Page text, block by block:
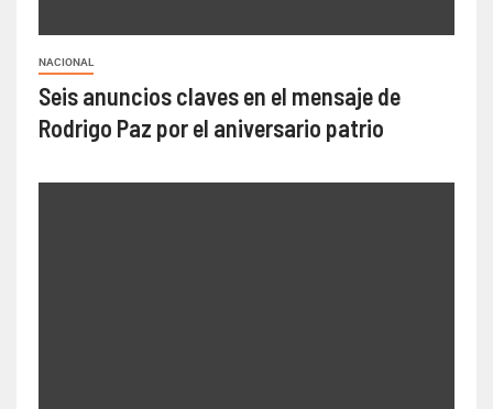
NACIONAL
Seis anuncios claves en el mensaje de
Rodrigo Paz por el aniversario patrio